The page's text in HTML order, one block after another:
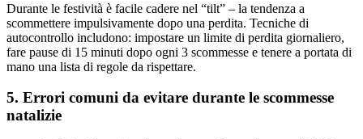
Durante le festività è facile cadere nel “tilt” – la tendenza a
scommettere impulsivamente dopo una perdita. Tecniche di
autocontrollo includono: impostare un limite di perdita giornaliero,
fare pause di 15 minuti dopo ogni 3 scommesse e tenere a portata di
mano una lista di regole da rispettare.
5. Errori comuni da evitare durante le scommesse
natalizie